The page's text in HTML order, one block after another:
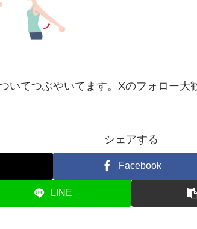
いてつぶやいてます。Xのフォロー大
シェアする
Facebook
LINE